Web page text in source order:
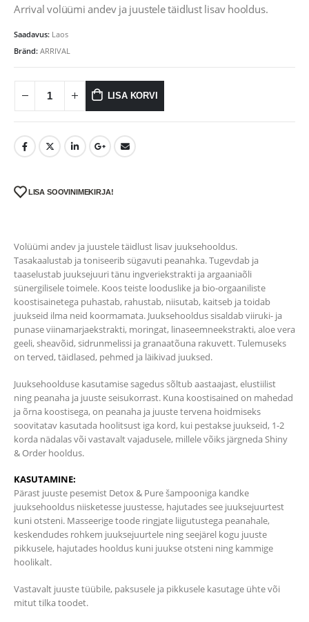
oli:
on:
Arrival volüümi andev ja juustele täidlust lisav hooldus.
Saadavus: Laos
Bränd: ARRIVAL
LISA KORVI
LISA SOOVINIMEKIRJA!
Volüümi andev ja juustele täidlust lisav juuksehooldus.
Tasakaalustab ja toniseerib sügavuti peanahka. Tugevdab ja
taaselustab juuksejuuri tänu ingveriekstrakti ja argaaniaõli
sünergilisele toimele. Koos teiste looduslike ja bio-orgaaniliste
koostisainetega puhastab, rahustab, niisutab, kaitseb ja toidab
juukseid ilma neid koormamata. Juuksehooldus sisaldab viiruki- ja
punase viinamarjaekstrakti, moringat, linaseemneekstrakti, aloe vera
geeli, sheavõid, sidrunmelissi ja granaatõuna rakuvett. Tulemuseks
on terved, täidlased, pehmed ja läikivad juuksed.
Juuksehoolduse kasutamise sagedus sõltub aastaajast, elustiilist
ning peanaha ja juuste seisukorrast. Kuna koostisained on mahedad
ja õrna koostisega, on peanaha ja juuste tervena hoidmiseks
soovitatav kasutada hoolitsust iga kord, kui pestakse juukseid, 1-2
korda nädalas või vastavalt vajadusele, millele võiks järgneda Shiny
& Order hooldus.
KASUTAMINE:
Pärast juuste pesemist Detox & Pure šampooniga kandke
juuksehooldus niisketesse juustesse, hajutades see juuksejuurtest
kuni otsteni. Masseerige toode ringjate liigutustega peanahale,
keskendudes rohkem juuksejuurtele ning seejärel kogu juuste
pikkusele, hajutades hooldus kuni juukse otsteni ning kammige
hoolikalt.
Vastavalt juuste tüübile, paksusele ja pikkusele kasutage ühte või
mitut tilka toodet.